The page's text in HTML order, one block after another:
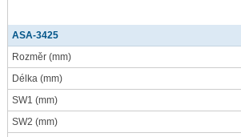
ASA-3425
Rozměr (mm)
Délka (mm)
SW1 (mm)
SW2 (mm)